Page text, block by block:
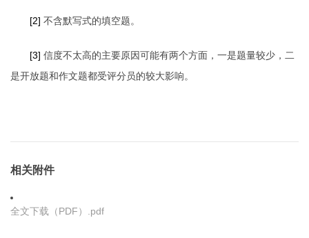
[2] 不含默写式的填空题。
[3] 信度不太高的主要原因可能有两个方面，一是题量较少，二
是开放题和作文题都受评分员的较大影响。
相关附件
全文下载（PDF）.pdf